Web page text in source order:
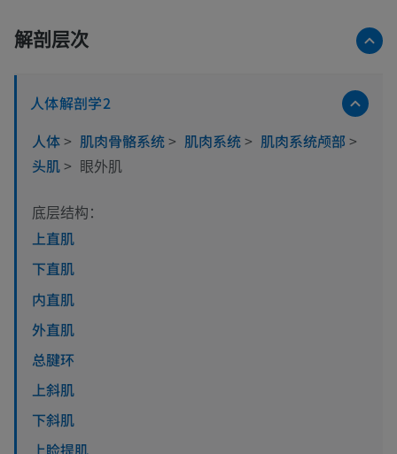
解剖层次
人体解剖学2
人体> 肌肉骨骼系统> 肌肉系统> 肌肉系统颅部 >
头肌> 眼外肌
底层结构：
上直肌
下直肌
内直肌
外直肌
总腱环
上斜肌
下斜肌